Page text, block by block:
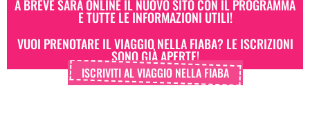
A BREVE SARÀ ONLINE IL NUOVO SITO CON IL PROGRAMMA
E TUTTE LE INFORMAZIONI UTILI!
VUOI PRENOTARE IL VIAGGIO NELLA FIABA? LE ISCRIZIONI
SONO GIÀ APERTE!
ISCRIVITI AL VIAGGIO NELLA FIABA